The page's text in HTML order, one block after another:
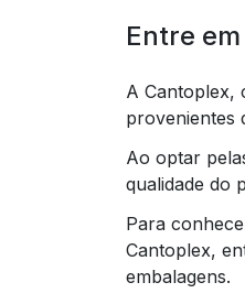
Entre
A Cantoplex,
provenientes
Ao optar
qualidade do
Para
Cantoplex,
embalagens.